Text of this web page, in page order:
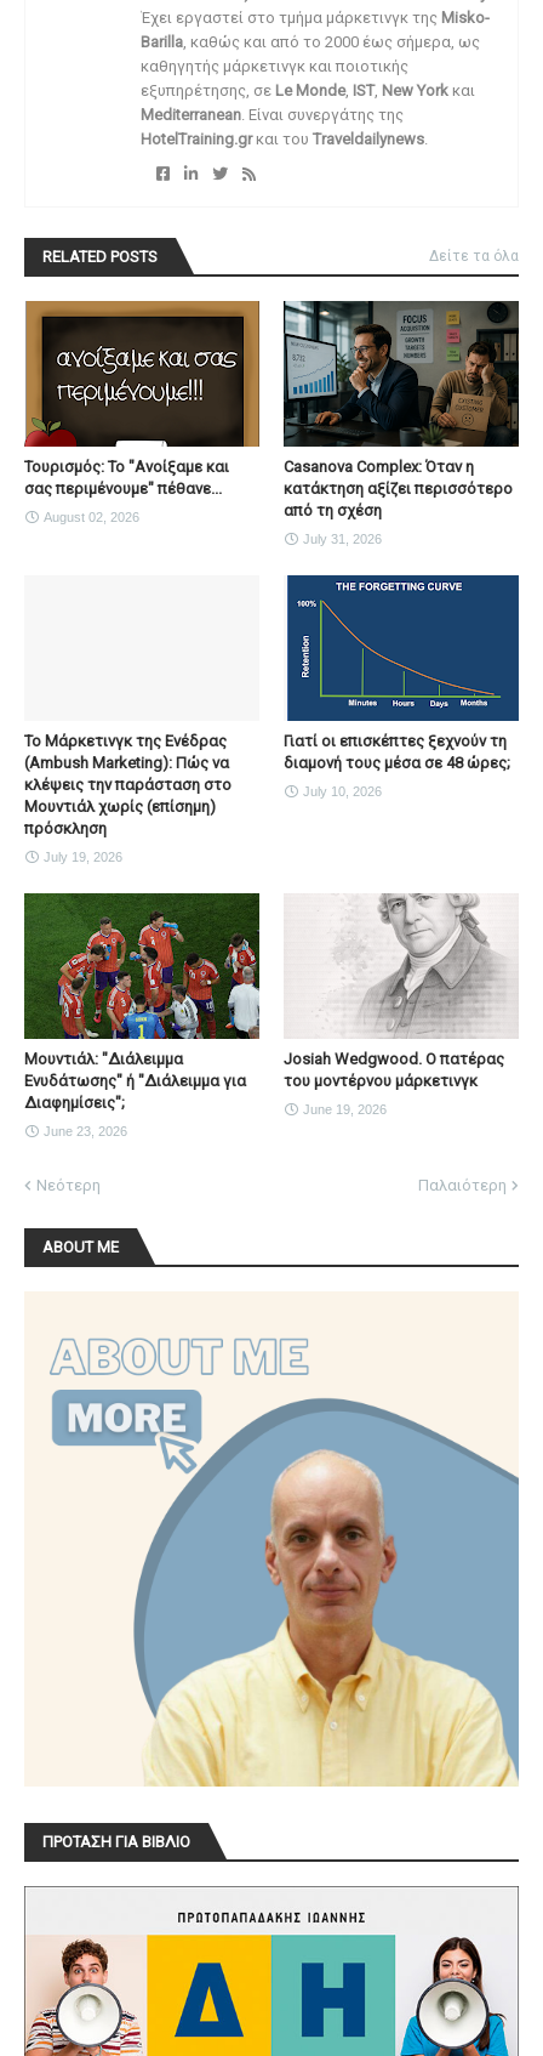
Έχει εργαστεί στο τμήμα μάρκετινγκ της Misko-
Barilla , καθώς και από το 2000 έως σήμερα, ως
καθηγητής μάρκετινγκ και ποιοτικής
εξυπηρέτησης, σε Le Monde, IST, New York και
Mediterranean . Είναι συνεργάτης της
HotelTraining.grκαι του Traveldailynews
RELATED POSTS Δείτε τα όλα
Τουρισμός: Το "Ανοίξαμε και
σας περιμένουμε" πέθανε...
August 02, 2026
Casanova Complex: Όταν η
κατάκτηση αξίζει περισσότερο
από τη σχέση
July 31, 2026
To Μάρκετινγκ της Ενέδρας
(Ambush Marketing): Πώς να
κλέψεις την παράσταση στο
Μουντιάλ χωρίς (επίσημη)
πρόσκληση
July 19, 2026
Γιατί οι επισκέπτες ξεχνούν τη
διαμονή τους μέσα σε 48 ώρες;
July 10, 2026
Μουντιάλ: "Διάλειμμα
Ενυδάτωσης" ή "Διάλειμμα για
Διαφημίσεις";
June 23, 2026
Josiah Wedgwood. Ο πατέρας
του μοντέρνου μάρκετινγκ
June 19, 2026
Νεότερη Παλαιότερη
ABOUT ME
ΠΡΟΤΑΣΗ ΓΙΑ ΒΙΒΛΙΟ